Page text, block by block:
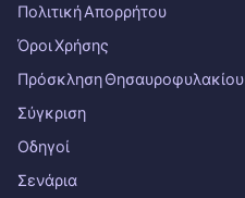
Πολιτική Απορρήτου
Όροι Χρήσης
Πρόσκληση Θησαυροφυλακίου
Σύγκριση
Οδηγοί
Σενάρια